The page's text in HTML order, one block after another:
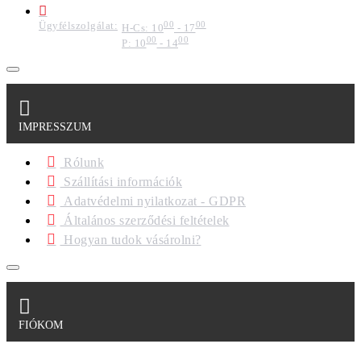
Ügyfélszolgálat: H-Cs: 1000 - 1700
P: 1000- 1400
IMPRESSZUM
Rólunk
Szállítási információk
Adatvédelmi nyilatkozat - GDPR
Általános szerződési feltételek
Hogyan tudok vásárolni?
FIÓKOM